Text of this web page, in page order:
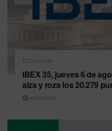
ECONOMÍA
IBEX 35, jueves 6 de
alza y roza los 20.279
06/08/2026